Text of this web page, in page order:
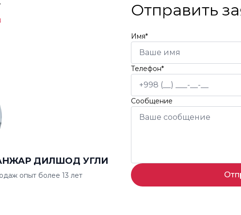
ДИЛШОД УГЛИ
опыт более 13 лет
Отправить
Имя*
Телефон*
Сообщение